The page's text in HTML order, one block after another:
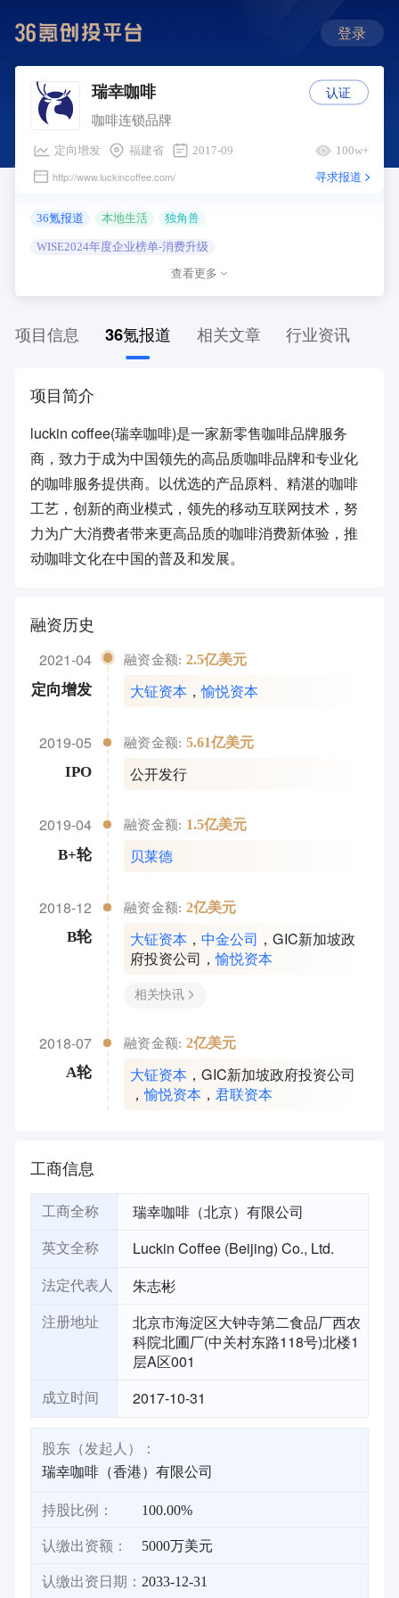
登录
瑞幸咖啡
咖啡连锁品牌
定向增发 福建省 2017-09 100w+
http://www.luckincoffee.com/ 寻求报道
36氪报道 本地生活 独角兽
WISE2024年度企业榜单-消费升级
WISE2023年度企业榜单-消费生活 FUTURE2022消费新势力
查看更多
认证
项目信息 36氪报道 相关文章 行业资讯
项目简介
luckin coffee(瑞幸咖啡)是一家新零售咖啡品牌服务
商，致力于成为中国领先的高品质咖啡品牌和专业化
的咖啡服务提供商。以优选的产品原料、精湛的咖啡
工艺，创新的商业模式，领先的移动互联网技术，努
力为广大消费者带来更高品质的咖啡消费新体验，推
动咖啡文化在中国的普及和发展。
融资历史
2021-04
定向增发
融资金额: 2.5亿美元
大钲资本 ，愉悦资本
2019-05
IPO
融资金额: 5.61亿美元
公开发行
2019-04
B+轮
融资金额: 1.5亿美元
贝莱德
2018-12
B轮
融资金额: 2亿美元
大钲资本 ，中金公司 ，GIC新加坡政
府投资公司 ，愉悦资本
相关快讯
2018-07
A轮
融资金额: 2亿美元
大钲资本 ，GIC新加坡政府投资公司
，愉悦资本 ，君联资本
工商信息
工商全称 瑞幸咖啡（北京）有限公司
英文全称 Luckin Coffee (Beijing) Co., Ltd.
法定代表人 朱志彬
注册地址
北京市海淀区大钟寺第二食品厂西农
科院北圃厂(中关村东路118号)北楼1
层A区001
成立时间 2017-10-31
股东（发起人）：
瑞幸咖啡（香港）有限公司
持股比例： 100.00%
认缴出资额： 5000万美元
认缴出资日期： 2033-12-31